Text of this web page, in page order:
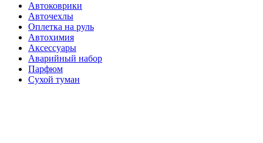
Автоковрики
Авточехлы
Оплетка на руль
Автохимия
Аксессуары
Аварийный набор
Парфюм
Сухой туман